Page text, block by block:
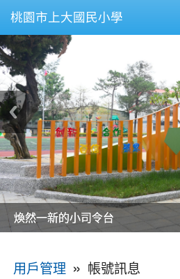
桃園市上大國民小學
美麗的操場是我們活力的來源
美麗的操場是我們活力的來源
煥然一新的小司令台
煥然一新的小司令台
富含桃園埤塘田園風光意象的中廊
富含桃園埤塘田園風光意象的中廊
嶄新的中庭廣場
嶄新的中庭廣場
水生池生生不息
水生池生生不息
用戶管理 » 帳號訊息